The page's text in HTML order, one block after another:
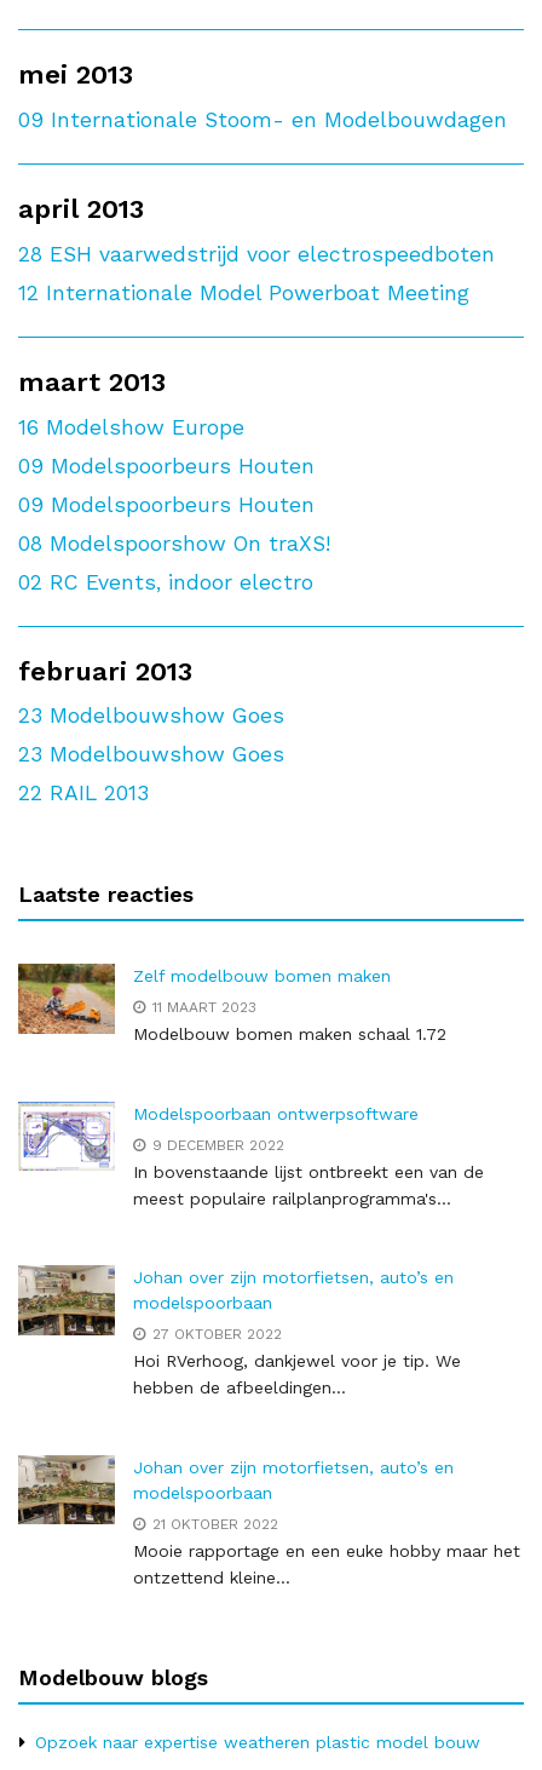
mei 2013
09 Internationale Stoom- en Modelbouwdagen
april 2013
28 ESH vaarwedstrijd voor electrospeedboten
12 Internationale Model Powerboat Meeting
maart 2013
16 Modelshow Europe
09 Modelspoorbeurs Houten
09 Modelspoorbeurs Houten
08 Modelspoorshow On traXS!
02 RC Events, indoor electro
februari 2013
23 Modelbouwshow Goes
23 Modelbouwshow Goes
22 RAIL 2013
Laatste reacties
Zelf modelbouw bomen maken
11 MAART 2023
Modelbouw bomen maken schaal 1.72
Modelspoorbaan ontwerpsoftware
9 DECEMBER 2022
In bovenstaande lijst ontbreekt een van de
meest populaire railplanprogramma's...
Johan over zijn motorfietsen, auto’s en
modelspoorbaan
27 OKTOBER 2022
Hoi RVerhoog, dankjewel voor je tip. We
hebben de afbeeldingen...
Johan over zijn motorfietsen, auto’s en
modelspoorbaan
21 OKTOBER 2022
Mooie rapportage en een euke hobby maar het
ontzettend kleine...
Modelbouw blogs
Opzoek naar expertise weatheren plastic model bouw